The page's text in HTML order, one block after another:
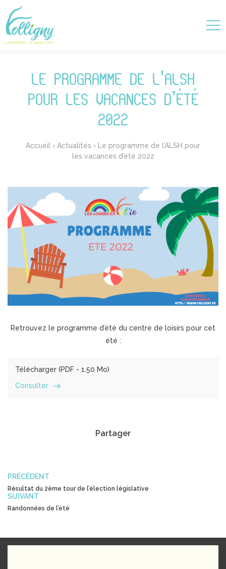
LE PROGRAMME DE L’ALSH
POUR LES VACANCES D’ÉTÉ
2022
Accueil › Actualités ›
Le programme de l’ALSH pour
les vacances d’été 2022
Retrouvez le programme d’été du centre de loisirs pour cet
été :
Télécharger (PDF - 1.50 Mo)
Consulter
Partager
PRÉCÉDENT
Résultat du 2ème tour de l’élection législative
SUIVANT
Randonnées de l’été